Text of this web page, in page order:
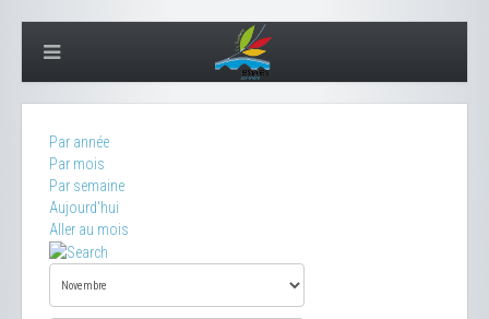
Par année
Par mois
Par semaine
Aujourd'hui
Aller au mois